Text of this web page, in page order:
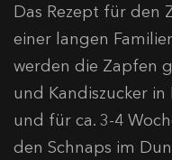
Das Rezept für den
einer langen
werden die Zapfen
und Kandiszucker
und für ca. 3-4
den Schnaps im